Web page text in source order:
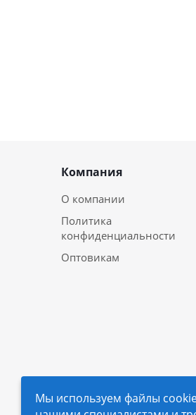
Компания
О компании
Политика
конфиденциальности
Оптовикам
Мы используем файлы